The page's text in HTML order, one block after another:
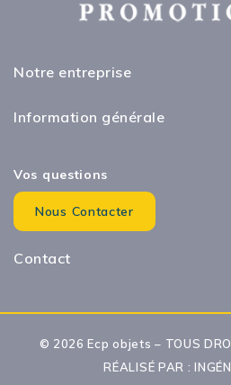
Notre entreprise
Information générale
Vos questions
Nous Contacter
Contact
© 2026 Ecp objets – TOUS
RÉALISÉ PAR :